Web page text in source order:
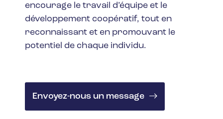
encourage le travail d’équipe et le
développement coopératif, tout en
reconnaissant et en promouvant le
potentiel de chaque individu.
Envoyez-nous un message